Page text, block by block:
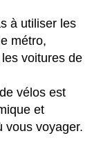
à utiliser les
métro,
voitures de
vélos est
et
vous voyager.